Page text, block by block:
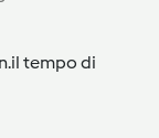
tempo di